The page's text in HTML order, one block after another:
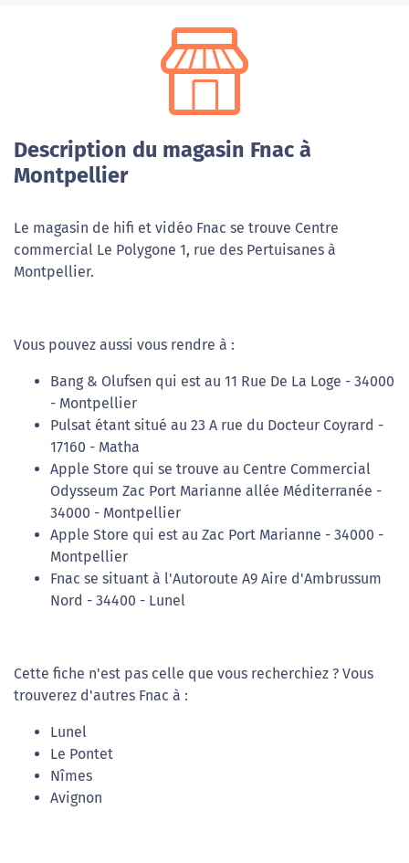
Description du magasin Fnac à
Montpellier
Le magasin de hifi et vidéo Fnac se trouve Centre
commercial Le Polygone 1, rue des Pertuisanes à
Montpellier.
Vous pouvez aussi vous rendre à :
Bang & Olufsen qui est au 11 Rue De La Loge - 34000
- Montpellier
Pulsat étant situé au 23 A rue du Docteur Coyrard -
17160 - Matha
Apple Store qui se trouve au Centre Commercial
Odysseum Zac Port Marianne allée Méditerranée -
34000 - Montpellier
Apple Store qui est au Zac Port Marianne - 34000 -
Montpellier
Fnac se situant à l'Autoroute A9 Aire d'Ambrussum
Nord - 34400 - Lunel
Cette fiche n'est pas celle que vous recherchiez ? Vous
trouverez d'autres Fnac à :
Lunel
Le Pontet
Nîmes
Avignon